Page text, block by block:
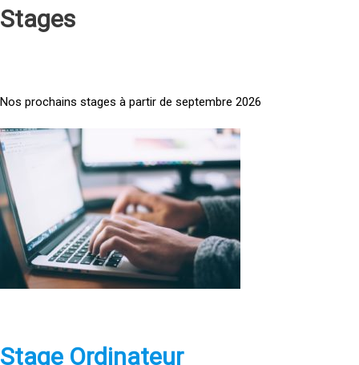
Stages
Nos prochains stages à partir de septembre 2026
<
a
h
e
f
pStage Ordinateur